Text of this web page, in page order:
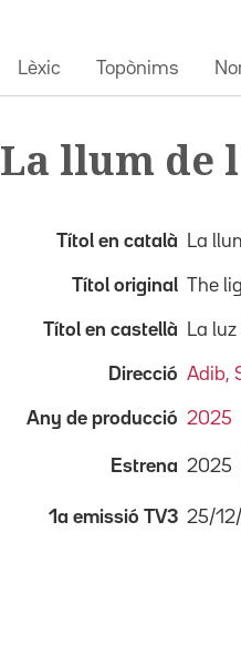
Lèxic Topònims
La llum de
Títol en català La
Títol original The
Títol en castellà La
Direcció Adib,
Any de producció 2025
Estrena 2025
1a emissió TV3 25/